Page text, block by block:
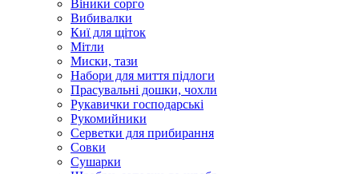
Віники сорго
Вибивалки
Киї для щіток
Мітли
Миски, тази
Набори для миття підлоги
Прасувальні дошки, чохли
Рукавички господарські
Рукомийники
Серветки для прибирання
Совки
Сушарки